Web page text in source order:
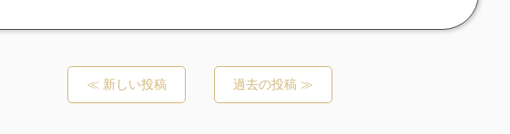
≪ 新しい投稿 過去の投稿 ≫